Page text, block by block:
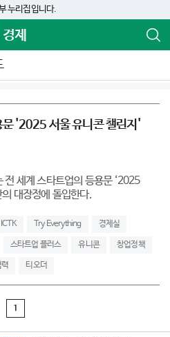
누리집입니다.
경제
문 '2025 서울 유니콘 챌린지'
전 세계 스타트업의 등용문 ‘2025
대장정에 돌입한다.
ICTK Try Everything 경제실
스타트업 플러스 유니콘 창업정책
티오더
1